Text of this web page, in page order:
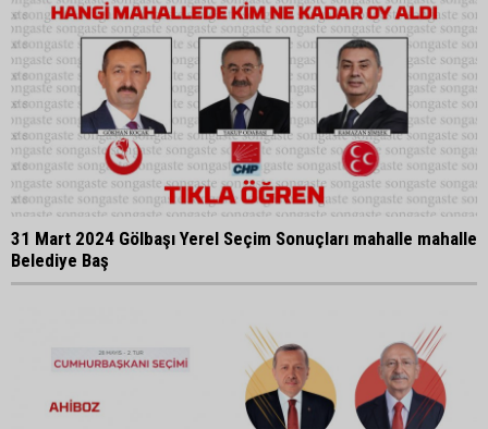
31 Mart 2024 Gölbaşı Yerel Seçim Sonuçları mahalle mahalle
Belediye Baş